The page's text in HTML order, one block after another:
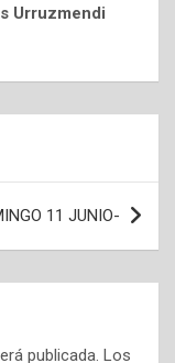
Urruzmendi
11 JUNIO-
publicada. Los